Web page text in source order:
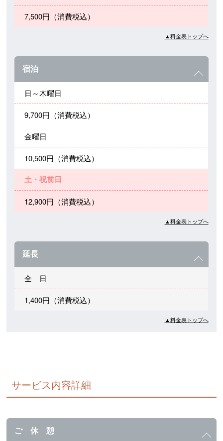
7,500円（消費税込）
▲料金表トップへ
宿泊
日～木曜日
9,700円（消費税込）
金曜日
10,500円（消費税込）
土・祝前日
12,900円（消費税込）
▲料金表トップへ
延長
全 日
1,400円（消費税込）
▲料金表トップへ
サービス内容詳細
ご 休 憩